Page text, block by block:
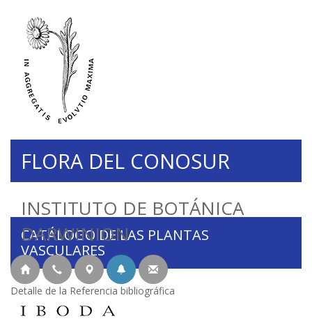
INSTITUTO DE BOTÁNICA
DARWINION
FLORA DEL CONOSUR
CATÁLOGO DE LAS PLANTAS
VASCULARES
Detalle de la Referencia bibliográfica